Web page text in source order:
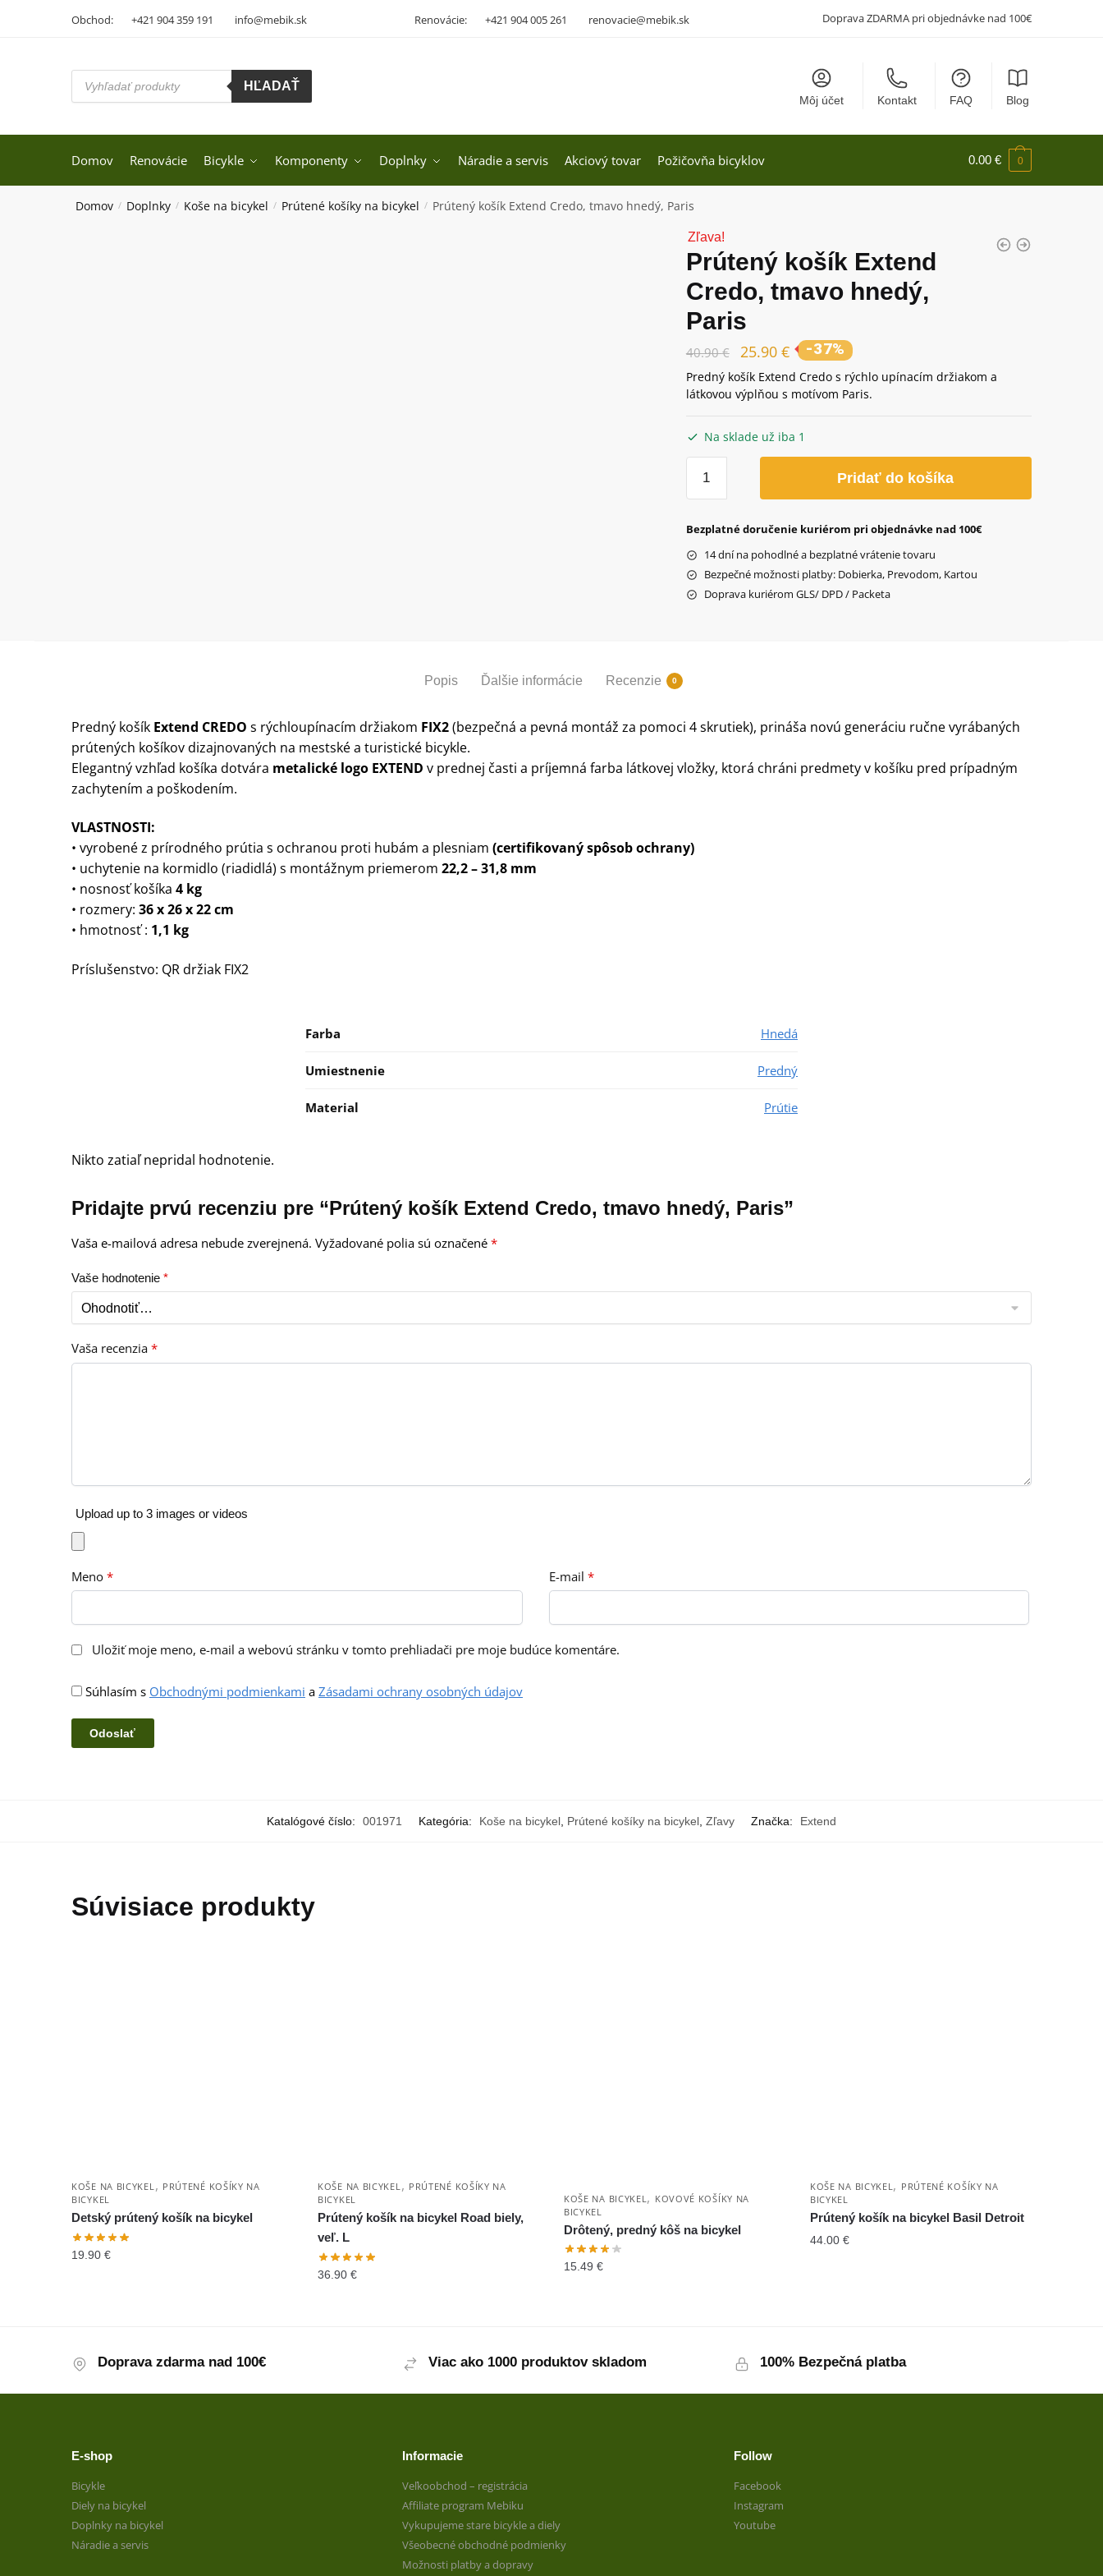
Obchod: +421 904 359 191 info@mebik.sk Renovácie: +421 904 005 261 renovacie@mebik.sk Doprava ZDARMA pri objednávke nad 100€
Products
search
HĽADAŤ
Môj účet Kontakt FAQ Blog
Domov Renovácie Bicykle Komponenty Doplnky Náradie a servis Akciový tovar Požičovňa bicyklov 0.00 € 0
Domov / Doplnky / Koše na bicykel / Prútené košíky na bicykel / Prútený košík Extend Credo, tmavo hnedý, Paris
Zľava!
Prútený košík Extend
Credo, tmavo hnedý,
Paris
40.90€ 25.90 € -37%
Predný košík Extend Credo s rýchlo upínacím držiakom a
látkovou výplňou s motívom Paris.
Na sklade už iba 1
Prútený
Extend
Credo,
tmavo
hnedý,
Pridať do košíka
Bezplatné doručenie kuriérom pri objednávke nad 100€
14 dní na pohodlné a bezplatné vrátenie tovaru
Bezpečné možnosti platby: Dobierka, Prevodom, Kartou
Doprava kuriérom GLS/ DPD / Packeta
Popis Ďalšie informácie Recenzie 0
Predný košík Extend CREDO s rýchloupínacím držiakom FIX2(bezpečná a pevná montáž za pomoci 4 skrutiek), prináša novú generáciu ručne vyrábaných
prútených košíkov dizajnovaných na mestské a turistické bicykle.
Elegantný vzhľad košíka dotvára metalické logo EXTEND v prednej časti a príjemná farba látkovej vložky, ktorá chráni predmety v košíku pred prípadným
zachytením a poškodením.
VLASTNOSTI:
• vyrobené z prírodného prútia s ochranou proti hubám a plesniam(certifikovaný spôsob ochrany)
• uchytenie na kormidlo (riadidlá) s montážnym priemerom22,2 – 31,8 mm
• nosnosť košíka4 kg
• rozmery:36 x 26 x 22 cm
• hmotnosť : 1,1 kg
Príslušenstvo: QR držiak FIX2
Farba Hnedá
Umiestnenie Predný
Material Prútie
Nikto zatiaľ nepridal hodnotenie.
Pridajte prvú recenziu pre “Prútený košík Extend Credo, tmavo hnedý, Paris”
Vaša e-mailová adresa nebude zverejnená. Vyžadované polia sú označené*
Vaše hodnotenie*
Vaša recenzia*
Upload up to 3 images or videos
Meno* E-mail *
Uložiť moje meno, e-mail a webovú stránku v tomto prehliadači pre moje budúce komentáre.
Súhlasím s Obchodnými podmienkami aZásadami ochrany osobných údajov
Katalógové číslo: 001971 Kategória: Koše na bicykel, Prútené košíky na bicykel, Zľavy Značka: Extend
Súvisiace produkty
KOŠE NA BICYKEL, PRÚTENÉ KOŠÍKY NA
BICYKEL
Detský prútený košík na bicykel
19.90€
KOŠE NA BICYKEL, PRÚTENÉ KOŠÍKY NA
BICYKEL
Prútený košík na bicykel Road biely,
veľ. L
36.90 €
KOŠE NA BICYKEL , KOVOVÉ KOŠÍKY NA
BICYKEL
Drôtený, predný kôš na bicykel
15.49 €
KOŠE NA BICYKEL, PRÚTENÉ KOŠÍKY NA
BICYKEL
Prútený košík na bicykel Basil Detroit
44.00 €
Doprava zdarma nad 100€ Viac ako 1000 produktov skladom 100% Bezpečná platba
E-shop
Bicykle
Diely na bicykel
Doplnky na bicykel
Náradie a servis
Informacie
Veľkoobchod – registrácia
Affiliate program Mebiku
Vykupujeme stare bicykle a diely
Všeobecné obchodné podmienky
Možnosti platby a dopravy
Follow
Facebook
Instagram
Youtube